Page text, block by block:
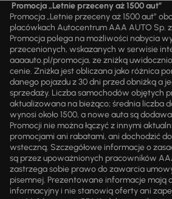
Promocja „Letnie przeceny aż 1500 aut”
Promocja „Letnie przeceny aż 1500 aut”
placówkach Autocentrum AAA AUTO Sp. z
Promocja polega na możliwości nabycia
przecenionych, wskazanych w serwisie
aaaauto.pl/promocja, ze zniżką
cenie. Zniżka jest obliczana jako różnica
danego pojazdu z 30 dni przed obniżką a
sprzedaży. Liczba samochodów objętych
aktualizowana na bieżąco; średnia liczba
wynosi około 1500, a nowe auta są
Promocji nie można łączyć z innymi
promocjami ani rabatami, ani dochodzić
wsteczną. Szczegółowe informacje o
są przez upoważnionych pracowników
zastrzega sobie prawo do zawarcia
pisemnej. Prezentowane informacje mają
informacyjny i nie stanowią oferty ani